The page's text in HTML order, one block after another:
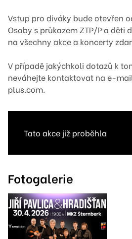
Vstup pro diváky bude otevřen
Osoby s průkazem ZTP/P a děti
na všechny akce a koncerty
V případě jakýchkoli dotazů k
neváhejte kontaktovat na e-
plus.com.
Tato akce již proběhla
Fotogalerie